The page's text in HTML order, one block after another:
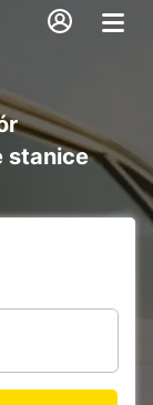
stanice